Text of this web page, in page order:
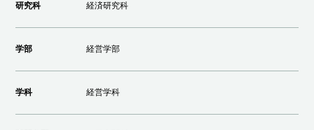
研究科 経済研究科
学部 経営学部
学科 経営学科